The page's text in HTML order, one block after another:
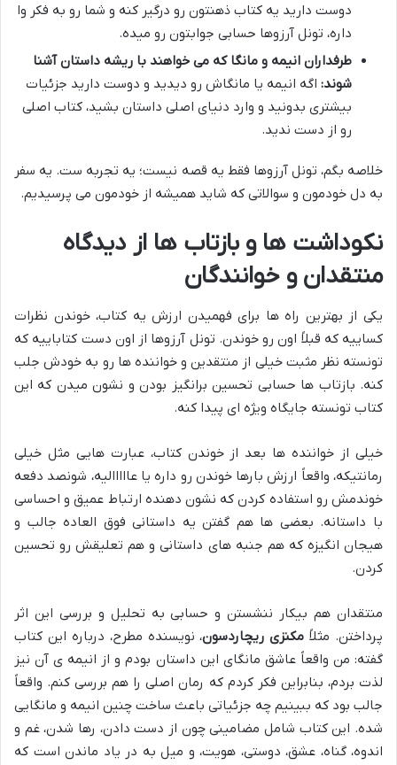
دوست دارید یه کتاب ذهنتون رو درگیر کنه و شما رو به فکر وا
داره، تونل آرزوها حسابی جوابتون رو میده.
طرفداران انیمه و مانگا که می خواهند با ریشه داستان آشنا
شوند: اگه انیمه یا مانگاش رو دیدید و دوست دارید جزئیات
بیشتری بدونید و وارد دنیای اصلی داستان بشید، کتاب اصلی
رو از دست ندید.
خلاصه بگم، تونل آرزوها فقط یه قصه نیست؛ یه تجربه ست. یه سفر
به دل خودمون و سوالاتی که شاید همیشه از خودمون می پرسیدیم.
نکوداشت ها و بازتاب ها از دیدگاه
منتقدان و خوانندگان
یکی از بهترین راه ها برای فهمیدن ارزش یه کتاب، خوندن نظرات
کساییه که قبلاً اون رو خوندن. تونل آرزوها از اون دست کتاباییه که
تونسته نظر مثبت خیلی از منتقدین و خواننده ها رو به خودش جلب
کنه. بازتاب ها حسابی تحسین برانگیز بودن و نشون میدن که این
کتاب تونسته جایگاه ویژه ای پیدا کنه.
خیلی از خواننده ها بعد از خوندن کتاب، عبارت هایی مثل خیلی
رمانتیکه، واقعاً ارزش بارها خوندن رو داره یا عااااالیه، شونصد دفعه
خوندمش رو استفاده کردن که نشون دهنده ارتباط عمیق و احساسی
با داستانه. بعضی ها هم گفتن یه داستانی فوق العاده جالب و
هیجان انگیزه که هم جنبه های داستانی و هم تعلیقش رو تحسین
کردن.
منتقدان هم بیکار ننشستن و حسابی به تحلیل و بررسی این اثر
پرداختن. مثلاً مکنزی ریچاردسون، نویسنده مطرح، درباره این کتاب
گفته: من واقعاً عاشق مانگای این داستان بودم و از انیمه ی آن نیز
لذت بردم، بنابراین فکر کردم که رمان اصلی را هم بررسی کنم. واقعاً
جالب بود که ببینیم چه جزئیاتی باعث ساخت چنین انیمه و مانگایی
شده. این کتاب شامل مضامینی چون از دست دادن، رها شدن، غم و
اندوه، گناه، عشق، دوستی، هویت، و میل به در یاد ماندن است که